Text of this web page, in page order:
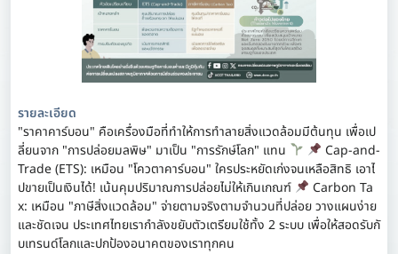
รายละเอียด
"ราคาคาร์บอน" คือเครื่องมือที่ทำให้การทำลายสิ่งแวดล้อมมีต้นทุน เพื่อเป
ลี่ยนจาก "การปล่อยมลพิษ" มาเป็น "การรักษ์โลก" แทน
Cap-and-
Trade (ETS): เหมือน "โควตาคาร์บอน" ใครประหยัดเก่งจนเหลือสิทธิ เอาไ
ปขายเป็นเงินได้! เน้นคุมปริมาณการปล่อยไม่ให้เกินเกณฑ์
Carbon Ta
x: เหมือน "ภาษีสิ่งแวดล้อม" จ่ายตามจริงตามจำนวนที่ปล่อย วางแผนง่าย
และชัดเจน ประเทศไทยเรากำลังขยับตัวเตรียมใช้ทั้ง 2 ระบบ เพื่อให้สอดรับกั
บเทรนด์โลกและปกป้องอนาคตของเราทุกคน